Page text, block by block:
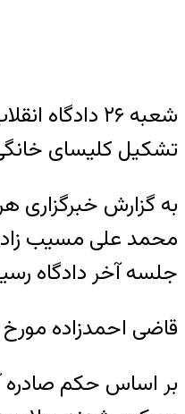
شعبه ۲۶
تشکیل کلیسای خانگی” هر یک به ۱۰ سال حبس و
محمد علی مسیب
جلسه آخر دادگاه رسیدگی به اتهامشان، در شعبه
قاضی احمدزاده